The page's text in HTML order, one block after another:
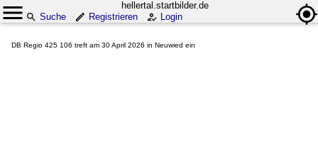
hellertal.startbilder.de
Suche
Registrieren Login
DB Regio 425 106 treft am 30 April 2026 in Neuwied ein